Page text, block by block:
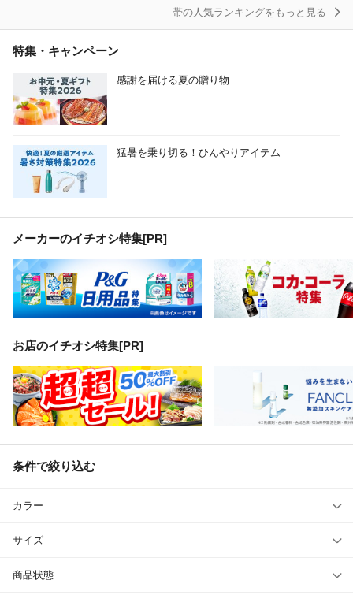
帯の人気ランキングをもっと見る
特集・キャンペーン
感謝を届ける夏の贈り物
猛暑を乗り切る！ひんやりアイテム
メーカーのイチオシ特集[PR]
お店のイチオシ特集[PR]
条件で絞り込む
カラー
サイズ
商品状態